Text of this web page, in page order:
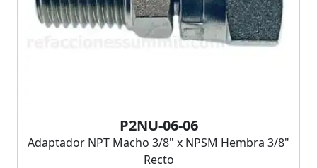
P2NU-06-06
Adaptador NPT Macho 3/8" x NPSM Hembra 3/8"
Recto